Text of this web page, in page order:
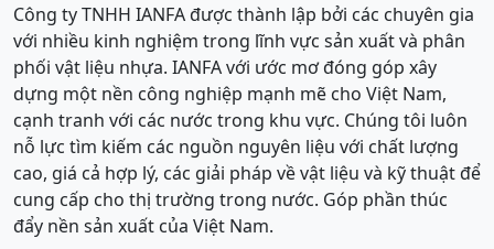
Công ty TNHH IANFA được thành lập bởi các chuyên gia
với nhiều kinh nghiệm trong lĩnh vực sản xuất và phân
phối vật liệu nhựa. IANFA với ước mơ đóng góp xây
dựng một nền công nghiệp mạnh mẽ cho Việt Nam,
cạnh tranh với các nước trong khu vực. Chúng tôi luôn
nỗ lực tìm kiếm các nguồn nguyên liệu với chất lượng
cao, giá cả hợp lý, các giải pháp về vật liệu và kỹ thuật để
cung cấp cho thị trường trong nước. Góp phần thúc
đẩy nền sản xuất của Việt Nam.